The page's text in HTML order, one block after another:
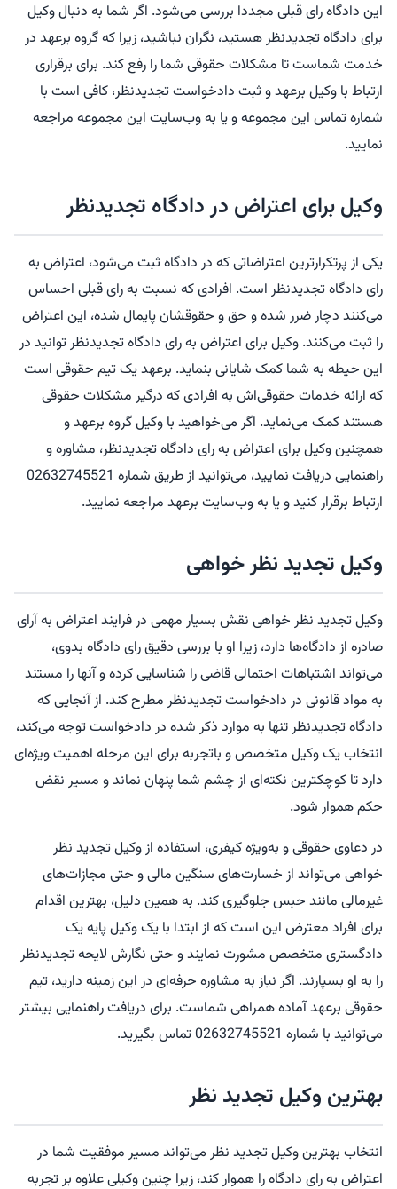
این دادگاه رای قبلی مجددا بررسی می‌شود. اگر شما به دنبال وکیل
برای دادگاه تجدیدنظر هستید، نگران نباشید، زیرا که گروه برعهد در
خدمت شماست تا مشکلات حقوقی شما را رفع کند. برای برقراری
ارتباط با وکیل برعهد و ثبت دادخواست تجدیدنظر، کافی است با
شماره تماس این مجموعه و یا به وب‌سایت این مجموعه مراجعه
نمایید.
وکیل برای اعتراض در دادگاه تجدیدنظر
یکی از پرتکرارترین اعتراضاتی که در دادگاه ثبت می‌شود، اعتراض به
رای دادگاه تجدیدنظر است. افرادی که نسبت به رای قبلی احساس
می‌کنند دچار ضرر شده و حق و حقوقشان پایمال شده، این اعتراض
را ثبت می‌کنند. وکیل برای اعتراض به رای دادگاه تجدیدنظر ‌توانید در
این حیطه به شما کمک شایانی بنماید. برعهد یک تیم حقوقی است
که ارائه خدمات حقوقی‌اش به افرادی که درگیر مشکلات حقوقی
هستند کمک می‌نماید. اگر می‌خواهید با وکیل گروه برعهد و
همچنین وکیل برای اعتراض به رای دادگاه تجدیدنظر، مشاوره و
راهنمایی دریافت نمایید، می‌توانید از طریق شماره 02632745521
ارتباط برقرار کنید و یا به وب‌سایت برعهد مراجعه نمایید.
وکیل تجدید نظر خواهی
وکیل تجدید نظر خواهی نقش بسیار مهمی در فرایند اعتراض به آرای
صادره از دادگاه‌ها دارد، زیرا او با بررسی دقیق رای دادگاه بدوی،
می‌تواند اشتباهات احتمالی قاضی را شناسایی کرده و آنها را مستند
به مواد قانونی در دادخواست تجدیدنظر مطرح کند. از آنجایی که
دادگاه تجدیدنظر تنها به موارد ذکر شده در دادخواست توجه می‌کند،
انتخاب یک وکیل متخصص و باتجربه برای این مرحله اهمیت ویژه‌ای
دارد تا کوچکترین نکته‌ای از چشم شما پنهان نماند و مسیر نقض
حکم هموار شود.
در دعاوی حقوقی و به‌ویژه کیفری، استفاده از وکیل تجدید نظر
خواهی می‌تواند از خسارت‌های سنگین مالی و حتی مجازات‌های
غیرمالی مانند حبس جلوگیری کند. به همین دلیل، بهترین اقدام
برای افراد معترض این است که از ابتدا با یک وکیل پایه یک
دادگستری متخصص مشورت نمایند و حتی نگارش لایحه تجدیدنظر
را به او بسپارند. اگر نیاز به مشاوره حرفه‌ای در این زمینه دارید، تیم
حقوقی برعهد آماده همراهی شماست. برای دریافت راهنمایی بیشتر
می‌توانید با شماره 02632745521 تماس بگیرید.
بهترین وکیل تجدید نظر
انتخاب بهترین وکیل تجدید نظر می‌تواند مسیر موفقیت شما در
اعتراض به رای دادگاه را هموار کند، زیرا چنین وکیلی علاوه بر تجربه